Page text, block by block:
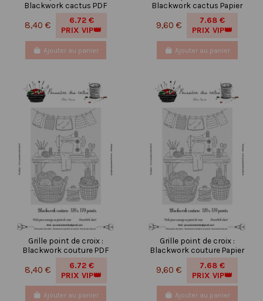
Blackwork cactus PDF
8,40 €
6.72 €
PRIX VIP👑
Ajouter au panier
Blackwork cactus Papier
9,60 €
7.68 €
PRIX VIP👑
Ajouter au panier
Grille point de croix :
Blackwork couture PDF
8,40 €
6.72 €
PRIX VIP👑
Ajouter au panier
Grille point de croix :
Blackwork couture Papier
9,60 €
7.68 €
PRIX VIP👑
Ajouter au panier